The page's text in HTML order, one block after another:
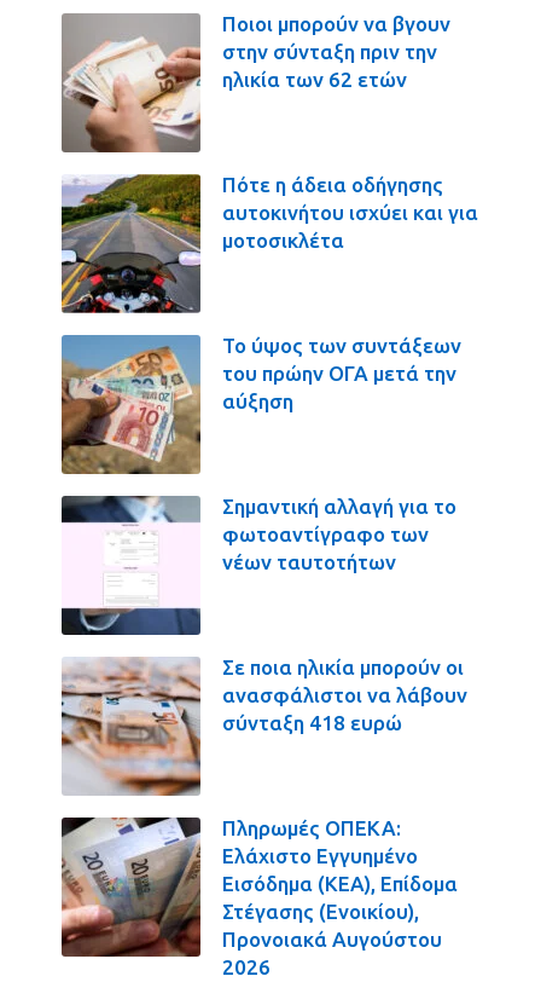
Ποιοι μπορούν να βγουν
στην σύνταξη πριν την
ηλικία των 62 ετών
Πότε η άδεια οδήγησης
αυτοκινήτου ισχύει και για
μοτοσικλέτα
Το ύψος των συντάξεων
του πρώην ΟΓΑ μετά την
αύξηση
Σημαντική αλλαγή για το
φωτοαντίγραφο των
νέων ταυτοτήτων
Σε ποια ηλικία μπορούν οι
ανασφάλιστοι να λάβουν
σύνταξη 418 ευρώ
Πληρωμές ΟΠΕΚΑ:
Ελάχιστο Εγγυημένο
Εισόδημα (ΚΕΑ), Επίδομα
Στέγασης (Ενοικίου),
Προνοιακά Αυγούστου
2026